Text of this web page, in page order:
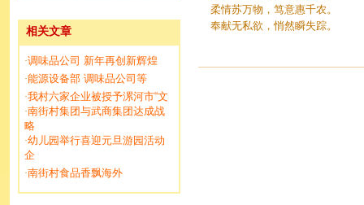
相关文章
·调味品公司 新年再创新辉煌
·能源设备部 调味品公司等
·我村六家企业被授予漯河市“文
·南街村集团与武商集团达成战
略
·幼儿园举行喜迎元旦游园活动
企
·南街村食品香飘海外
柔情苏万物，笃意惠千农。
奉献无私欲，悄然瞬失踪。